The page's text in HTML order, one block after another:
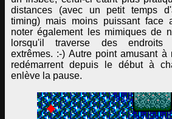
distances (avec un petit temps
timing) mais moins puissant face
noter également les mimiques de
lorsqu'il traverse des endroits
extrêmes. :-) Autre point amusant à
redémarrent depuis le début à
enlève la pause.